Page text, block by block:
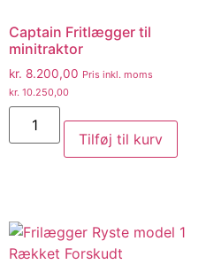
Captain Fritlægger til
minitraktor
kr. 8.200,00 Pris inkl. moms
kr. 10.250,00
Tilføj til kurv